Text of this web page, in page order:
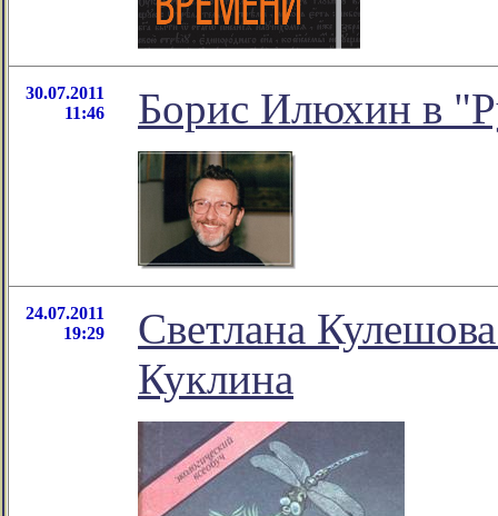
30.07.2011
11:46
Борис Илюхин в
24.07.2011
19:29
Светлана
Куклина